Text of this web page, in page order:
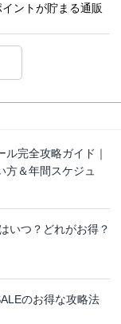
ントが貯まる通販
ル完全攻略ガイド｜
方＆年間スケジュ
いつ？どれがお得？
のお得な攻略法